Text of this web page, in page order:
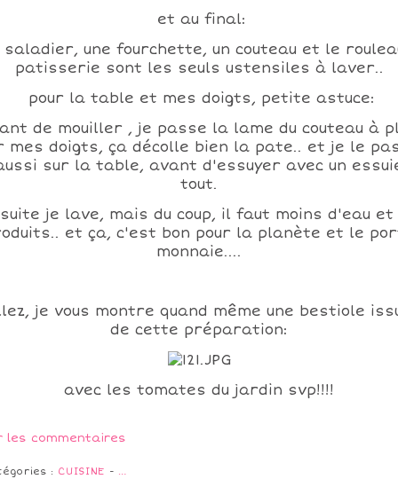
et au final:
une fourchette, un couteau et le
patisserie sont les seuls ustensiles à laver..
pour la table et mes doigts, petite astuce:
de mouiller , je passe la lame du couteau à
mes doigts, ça décolle bien la pate.. et je le
sur la table, avant d'essuyer avec un
tout.
je lave, mais du coup, il faut moins d'eau et
et ça, c'est bon pour la planète et le
monnaie....
je vous montre quand même une bestiole
de cette préparation:
avec les tomates du jardin svp!!!!
les commentaires
: CUISINE - …